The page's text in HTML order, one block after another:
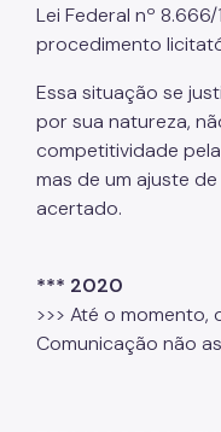
Lei Federal nº
procedimento
Essa situação se
por sua natureza,
competitividade
mas de um ajuste
acertado.
*** 2020
>>> Até o
Comunicação não